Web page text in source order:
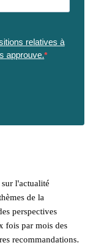
relatives à
approuve.
l'actualité
de la
perspectives
fois par mois des
recommandations.